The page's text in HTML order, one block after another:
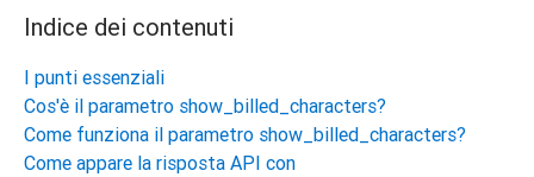
Indice dei contenuti
I punti essenziali
Cos'è il parametro show_billed_characters?
Come funziona il parametro show_billed_characters?
Come appare la risposta API con